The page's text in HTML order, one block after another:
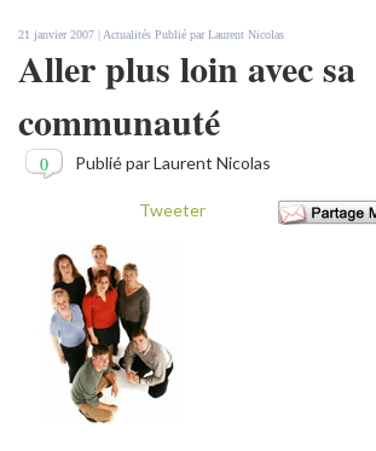
21 janvier 2007 | Actualités Publié parLaurent Nicolas
Aller plus loin avec sa
communauté
Publié par Laurent Nicolas
0
Tweeter